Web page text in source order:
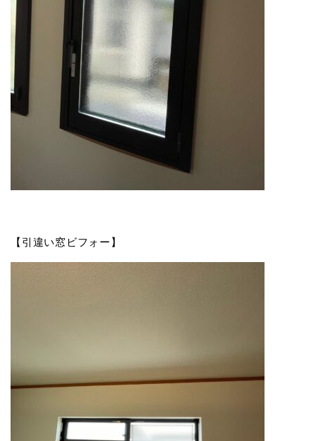
【引違い窓ビフォー】